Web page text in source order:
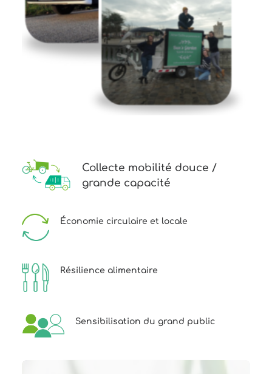
Collecte mobilité douce /
grande capacité
Économie circulaire et locale
Résilience alimentaire
Sensibilisation du grand public